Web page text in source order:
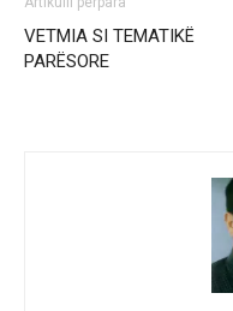
VETMIA SI TEMATIKË
PARËSORE